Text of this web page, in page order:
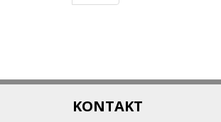
KONTAKT